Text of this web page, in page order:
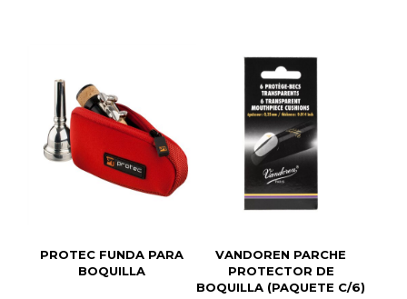
PROTEC FUNDA PARA
BOQUILLA
VANDOREN PARCHE
PROTECTOR DE
BOQUILLA (PAQUETE C/6)